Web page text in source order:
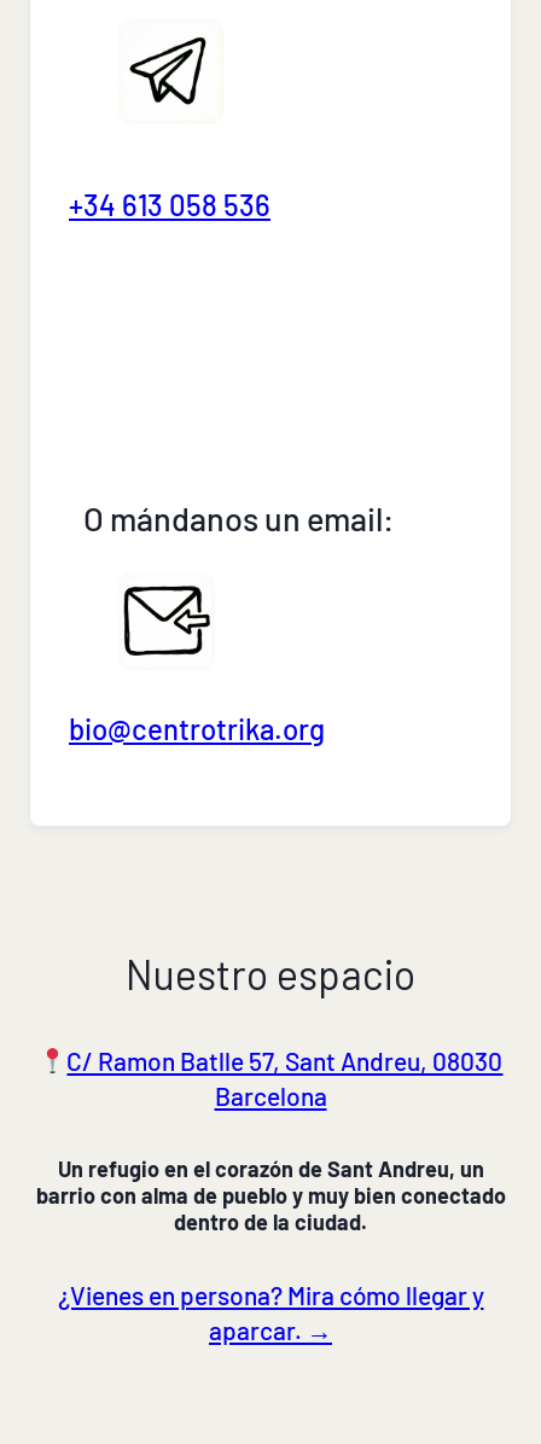
+34 613 058 536
O mándanos un email:
bio@centrotrika.org
Nuestro espacio
C/ Ramon Batlle 57, Sant Andreu, 08030
Barcelona
Un refugio en el corazón de Sant Andreu, un
barrio con alma de pueblo y muy bien conectado
dentro de la ciudad.
¿Vienes en persona? Mira cómo llegar y
aparcar. →